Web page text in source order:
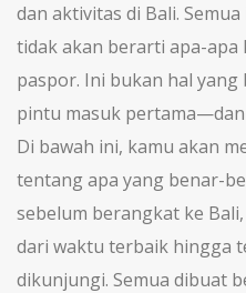
dan aktivitas di Bali.
tidak akan berarti apa-apa
paspor. Ini bukan hal yang
pintu masuk
Di bawah ini, kamu akan
tentang apa yang benar-
sebelum berangkat ke
dari waktu terbaik hingga
dikunjungi. Semua dibuat